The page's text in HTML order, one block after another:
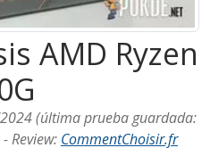
AMD Ryzen
(última prueba guardada:
-Review: CommentChoisir.fr